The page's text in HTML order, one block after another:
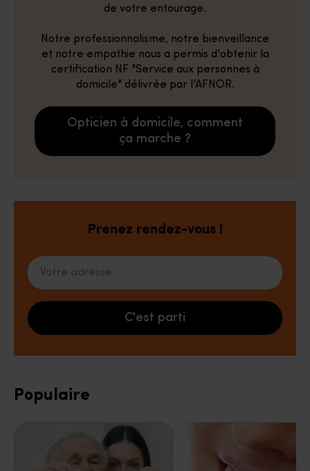
de votre entourage.
Notre professionnalisme, notre bienveillance
et notre empathie nous a permis d'obtenir la
certification NF "Service aux personnes à
domicile" délivrée par l'AFNOR.
Opticien à domicile, comment
ça marche ?
Prenez rendez-vous !
C'est parti
Populaire